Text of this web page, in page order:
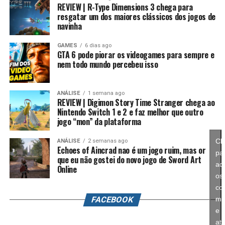
anos, Splatoon foi visto principalmente como um jogo
competitivo, mas Splatoon Raiders mostra que existe
espaço para expandir esse universo com uma campanha
mais ambiciosa e cheia de conteúdo. Caso a recepção dos
jogadores seja positiva, é bem possível que a Nintendo
continue investindo nesse formato e transforme o modo
história em um dos pilares da série daqui para frente.
No fim das contas, fica a sensação de que Splatoon
Raiders funciona como um grande laboratório para o
futuro da franquia. A Nintendo parece estar testando
novas mecânicas, um mundo mais aberto, sistemas de
progressão e uma campanha muito mais ambiciosa para
entender como os jogadores vão reagir. Se a recepção
for positiva, é bem possível que muitas dessas ideias
REVIEW | R-Type Dimensions 3 chega para
resgatar um dos maiores clássicos dos jogos de
navinha
GAMES 6 dias ago
GTA 6 pode piorar os videogames para sempre e
nem todo mundo percebeu isso
ANÁLISE 1 semana ago
REVIEW | Digimon Story Time Stranger chega ao
Nintendo Switch 1 e 2 e faz melhor que outro
jogo “mon” da plataforma
ANÁLISE 2 semanas ago
Echoes of Aincrad nao é um jogo ruim, mas or
que eu não gostei do novo jogo de Sword Art
Online
FACEBOOK
os
e